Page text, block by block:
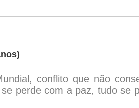
conflito que não
perde com a paz, tudo se